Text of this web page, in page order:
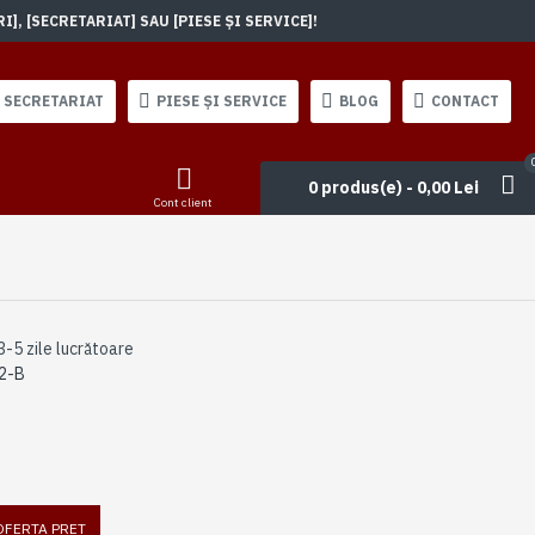
[SECRETARIAT] SAU [PIESE ȘI SERVICE]!
SECRETARIAT PIESE ȘI SERVICE BLOG CONTACT
Cont client
0 produs(e) - 0,00 Lei
5 zile lucrătoare
B
PRET